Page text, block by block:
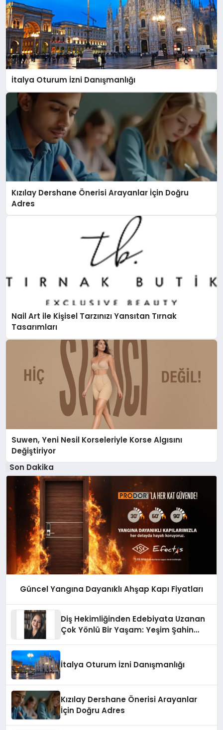
İtalya Oturum İzni Danışmanlığı
Kızılay Dershane Önerisi Arayanlar İçin Doğru
Adres
Nail Art ile Kişisel Tarzınızı Yansıtan Tırnak
Tasarımları
Suwen, Yeni Nesil Korseleriyle Korse Algısını
Değiştiriyor
Son Dakika
Güncel Yangına Dayanıklı Ahşap Kapı Fiyatları
Diş Hekimliğinden Edebiyata Uzanan
Çok Yönlü Bir Yaşam: Yeşim Şahin
İtalya Oturum İzni Danışmanlığı
Kızılay Dershane Önerisi Arayanlar
İçin Doğru Adres